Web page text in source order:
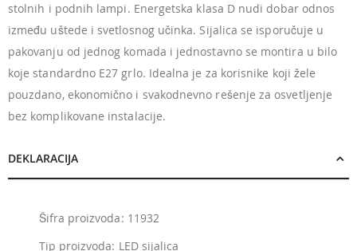
stolnih i podnih lampi. Energetska klasa D nudi dobar odnos
između uštede i svetlosnog učinka. Sijalica se isporučuje u
pakovanju od jednog komada i jednostavno se montira u bilo
koje standardno E27 grlo. Idealna je za korisnike koji žele
pouzdano, ekonomično i svakodnevno rešenje za osvetljenje
bez komplikovane instalacije.
DEKLARACIJA
Šifra proizvoda: 11932
Tip proizvoda: LED sijalica